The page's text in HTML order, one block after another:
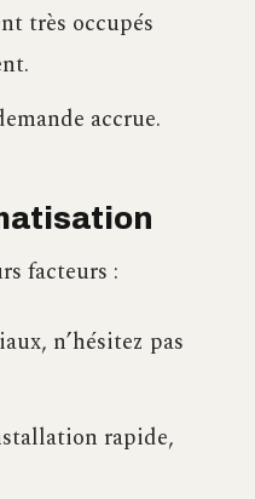
très occupés
accrue.
facteurs :
n’hésitez pas
rapide,